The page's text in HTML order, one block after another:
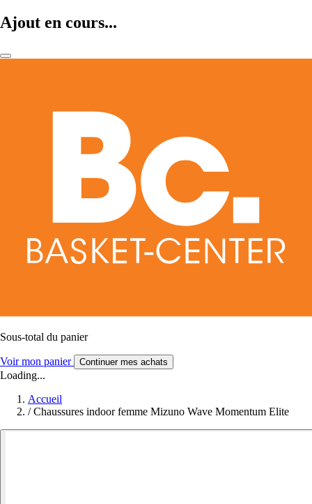
Ajout en cours...
Sous-total du panier
Voir mon panier Continuer mes achats
Loading...
Accueil
/ Chaussures indoor femme Mizuno Wave Momentum Elite